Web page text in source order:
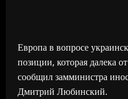
Европа в вопросе
позиции, которая далека
сообщил замминистра
Дмитрий Любинский.